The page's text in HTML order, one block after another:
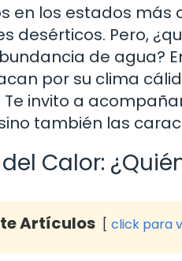
en los estados más
desérticos. Pero,
de agua?
por su clima
Te invito a
también las
Calor:
Artículos click para